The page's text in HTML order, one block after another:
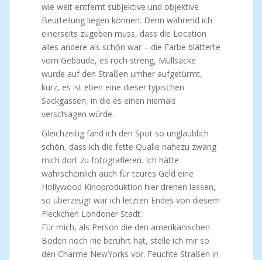
wie weit entfernt subjektive und objektive
Beurteilung liegen können. Denn während ich
einerseits zugeben muss, dass die Location
alles andere als schön war – die Farbe blätterte
vom Gebäude, es roch streng, Müllsäcke
wurde auf den Straßen umher aufgetürmt,
kurz, es ist eben eine dieser typischen
Sackgassen, in die es einen niemals
verschlagen würde.
Gleichzeitig fand ich den Spot so unglaublich
schön, dass ich die fette Qualle nahezu zwang
mich dort zu fotografieren. Ich hätte
wahrscheinlich auch für teures Geld eine
Hollywood Kinoproduktion hier drehen lassen,
so überzeugt war ich letzten Endes von diesem
Fleckchen Londoner Stadt.
Für mich, als Person die den amerikanischen
Boden noch nie berührt hat, stelle ich mir so
den Charme NewYorks vor. Feuchte Straßen in